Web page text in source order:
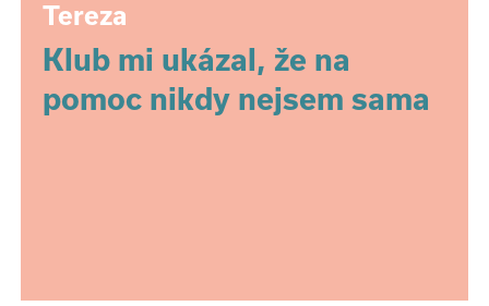
Tereza
Klub mi ukázal, že na
pomoc nikdy nejsem sama